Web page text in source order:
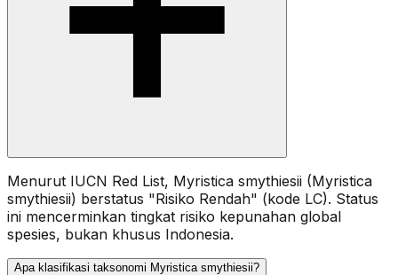
Menurut IUCN Red List, Myristica smythiesii (Myristica
smythiesii) berstatus "Risiko Rendah" (kode LC). Status
ini mencerminkan tingkat risiko kepunahan global
spesies, bukan khusus Indonesia.
Apa klasifikasi taksonomi Myristica smythiesii?